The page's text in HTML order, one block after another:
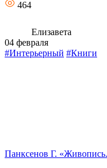
464
Елизавета
04 февраля
#Интерьерный #Книги
Панксенов Г.